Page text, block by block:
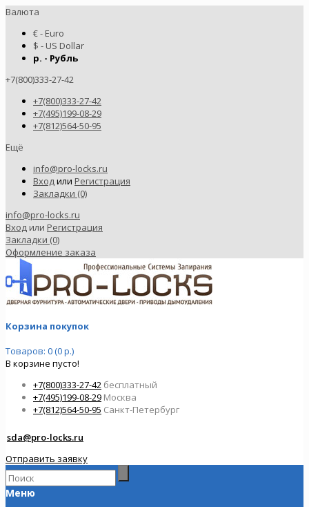
Валюта
€ - Euro
$ - US Dollar
р. - Рубль
+7(800)333-27-42
+7(800)333-27-42
+7(495)199-08-29
+7(812)564-50-95
Ещё
info@pro-locks.ru
Входили Регистрация
Закладки (0)
info@pro-locks.ru
Вход или Регистрация
Закладки (0)
Оформление заказа
Корзина покупок
Товаров: 0 (0 р.)
В корзине пусто!
+7(800)333-27-42 бесплатный
+7(495)199-08-29 Москва
+7(812)564-50-95 Санкт-Петербург
sda@pro-locks.ru
Отправить заявку
Меню